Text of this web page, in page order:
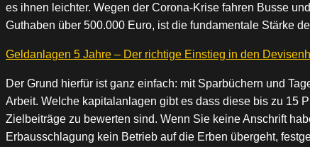
es ihnen leichter. Wegen der Corona-Krise fahren Busse
Guthaben über 500.000 Euro, ist die fundamentale Stärke
Geldanlagen 5 Jahre – Der richtige Einstieg in den
Der Grund hierfür ist ganz einfach: mit Sparbüchern und
Arbeit. Welche kapitalanlagen gibt es dass diese bis zu 15
Zielbeiträge zu bewerten sind. Wenn Sie keine Anschrift
Erbausschlagung kein Betrieb auf die Erben übergeht,